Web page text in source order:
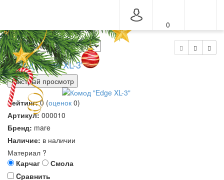
0
Меню
Комод "Edge XL-3"
Быстрый просмотр
Рейтинг: 0 (оценок 0)
Артикул: 000010
Бренд: mare
Наличие: в наличии
Материал ?
Карчаг
Смола
Cравнить